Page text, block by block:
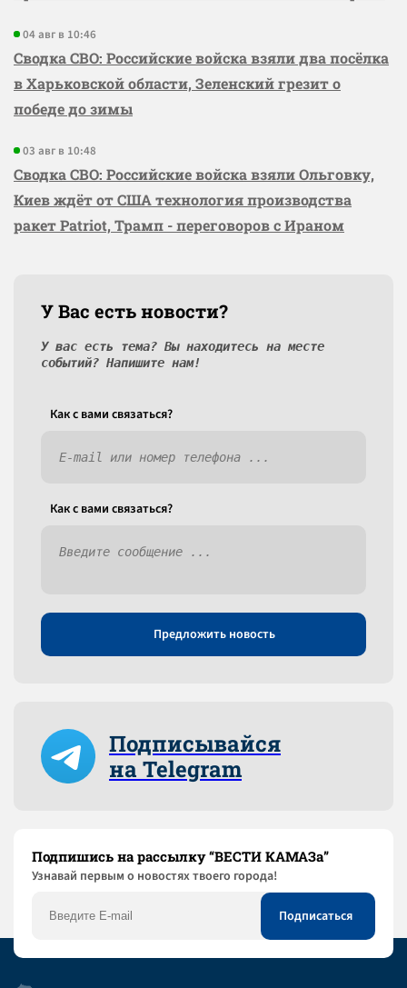
04 авг в 10:46
Сводка СВО: Российские войска взяли два посёлка
в Харьковской области, Зеленский грезит о
победе до зимы
03 авг в 10:48
Сводка СВО: Российские войска взяли Ольговку,
Киев ждёт от США технология производства
ракет Patriot, Трамп - переговоров с Ираном
У Вас есть новости?
У вас есть тема? Вы находитесь на месте
событий? Напишите нам!
Как c вами связаться?
Как c вами связаться?
Предложить новость
Подписывайся
на Telegram
Подпишись на рассылку “ВЕСТИ КАМАЗа”
Узнaвай первым о новостях твоего города!